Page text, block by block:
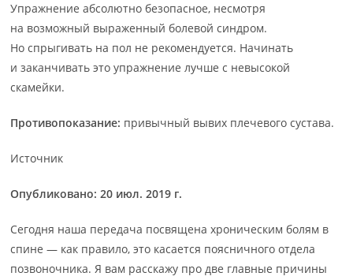
Упражнение абсолютно безопасное, несмотря
на возможный выраженный болевой синдром.
Но спрыгивать на пол не рекомендуется. Начинать
и заканчивать это упражнение лучше с невысокой
скамейки.
Противопоказание: привычный вывих плечевого сустава.
Источник
Опубликовано: 20 июл. 2019 г.
Сегодня наша передача посвящена хроническим болям в
спине — как правило, это касается поясничного отдела
позвоночника. Я вам расскажу про две главные причины